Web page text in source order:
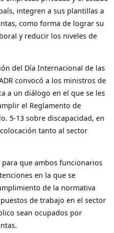
integren a sus plantillas a
como forma de lograr su
y reducir los niveles de
del Día Internacional de las
convocó a los ministros de
a un diálogo en el que se les
el Reglamento de
5-13 sobre discapacidad, en
tanto al sector
que ambos funcionarios
en la que se
de la normativa
de trabajo en el sector
sean ocupados por